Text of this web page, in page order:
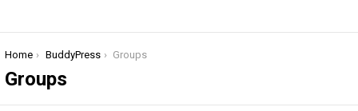
You are here:
Home BuddyPress Groups
Groups